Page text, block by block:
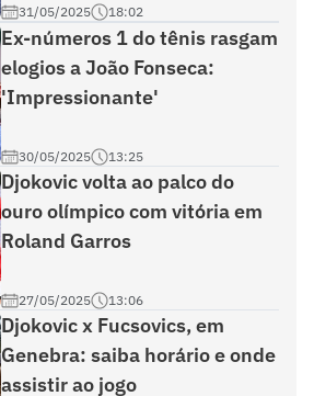
31/05/2025 18:02
Ex-números 1 do tênis rasgam
elogios a João Fonseca:
'Impressionante'
30/05/2025 13:25
Djokovic volta ao palco do
ouro olímpico com vitória em
Roland Garros
27/05/2025 13:06
Djokovic x Fucsovics, em
Genebra: saiba horário e onde
assistir ao jogo